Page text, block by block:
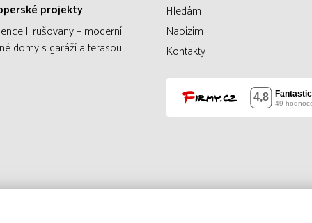
projekty
Hrušovany – moderní
domy s garáží a terasou
Hledám
Nabízím
Kontakty